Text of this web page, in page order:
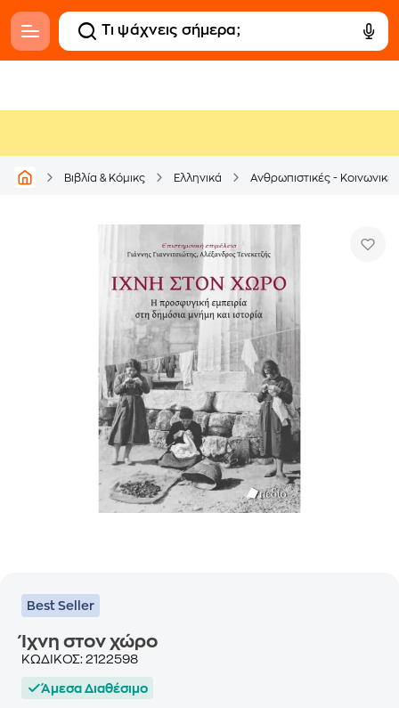
Βιβλία & Κόμικς Ελληνικά Ανθρωπιστικές -
Best Seller
Ίχνη στον χώρο
ΚΩΔΙΚΟΣ: 2122598
Άμεσα Διαθέσιμο